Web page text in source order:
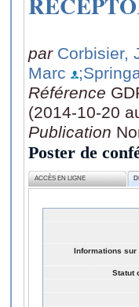
par Corbisier,
Marc
Référence
(2014-10-20
Publication
Poster de
ACCÈS EN LIGNE
Informations
Statut